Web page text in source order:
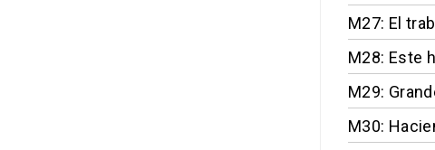
M27: El
M28: Este
M29:
M30: